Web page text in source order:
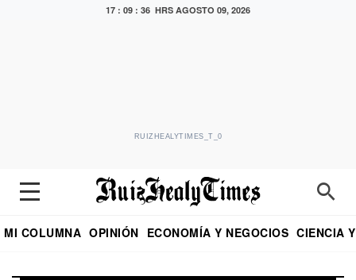
17 : 09 : 36 HRS AGOSTO 09, 2026
RUIZHEALYTIMES_T_0
MI COLUMNA OPINIÓN ECONOMÍA Y NEGOCIOS CIENCIA